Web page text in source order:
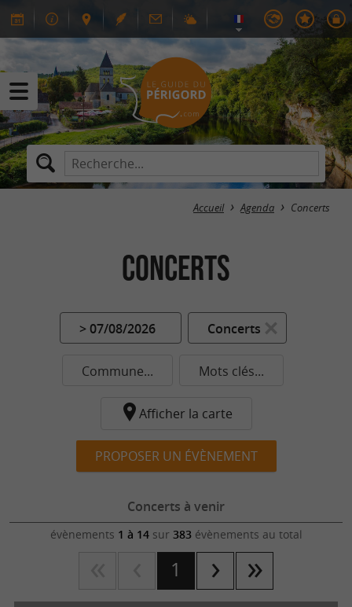
Accueil Agenda Concerts
Concerts
> 07/08/2026 Concerts
Commune... Mots clés...
Afficher la carte
PROPOSER UN ÉVÈNEMENT
Concerts à venir
évènements 1 à 14sur 383évènements au total
1